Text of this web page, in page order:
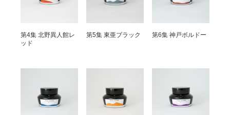
第4集 北野異人館レ
ッド
第5集 東亜ブラック 第6集 神戸ボルドー